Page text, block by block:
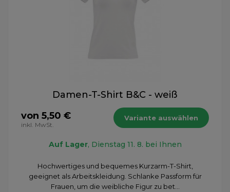
Damen-T-Shirt B&C - weiß
von 5,50 €
inkl. MwSt.
Variante auswählen
Auf Lager, Dienstag 11. 8. bei Ihnen
Hochwertiges und bequemes Kurzarm-T-Shirt,
geeignet als Arbeitskleidung. Schlanke Passform für
Frauen, um die weibliche Figur zu bet...